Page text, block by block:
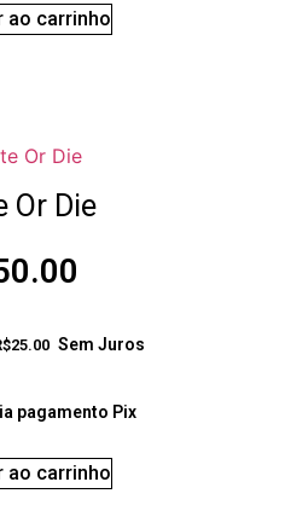
ao carrinho
Or Die
25.00 Sem Juros
pagamento Pix
ao carrinho